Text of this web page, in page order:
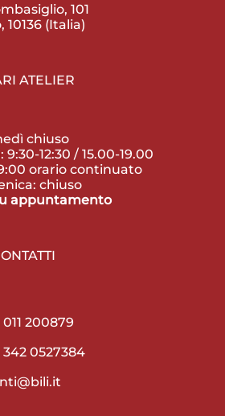
101
10136 (Italia)
ATELIER
chiuso
12:30 / 15.00-19.00
orario continuato
chiuso
appuntamento
011 200879
342 0527384